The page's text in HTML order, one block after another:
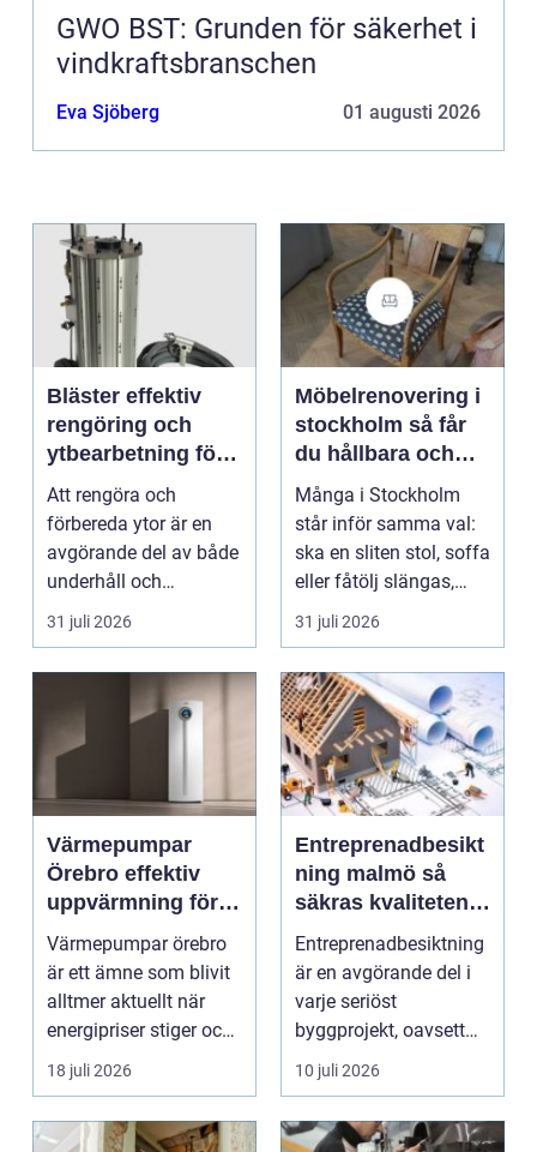
GWO BST: Grunden för säkerhet i
vindkraftsbranschen
Eva Sjöberg 01 augusti 2026
Bläster effektiv
rengöring och
ytbearbetning för
proffs och
hantverkare
Att rengöra och
förbereda ytor är en
avgörande del av både
underhåll och
renovering. Färg, rost,
smu...
31 juli 2026
Möbelrenovering i
stockholm så får
du hållbara och
vackra möbler
Många i Stockholm
står inför samma val:
ska en sliten stol, soffa
eller fåtölj slängas,
säljas billi...
31 juli 2026
Värmepumpar
Örebro effektiv
uppvärmning för
hus och
fastigheter
Värmepumpar örebro
är ett ämne som blivit
alltmer aktuellt när
energipriser stiger och
fler vill sän...
18 juli 2026
Entreprenadbesikt
ning malmö så
säkras kvaliteten i
byggprojekt
Entreprenadbesiktning
är en avgörande del i
varje seriöst
byggprojekt, oavsett
om det handlar om en
10 juli 2026